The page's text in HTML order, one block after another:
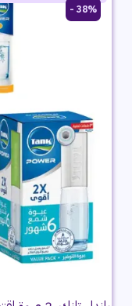
38% -